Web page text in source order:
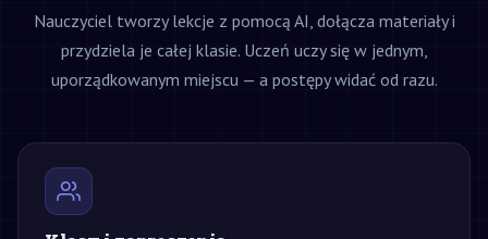
Nauczyciel tworzy lekcje z pomocą AI, dołącza materiały i
przydziela je całej klasie. Uczeń uczy się w jednym,
uporządkowanym miejscu — a postępy widać od razu.